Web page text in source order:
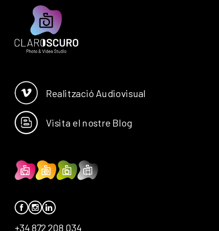
Realització Audiovisual
Visita el nostre Blog
+34 872 208 034